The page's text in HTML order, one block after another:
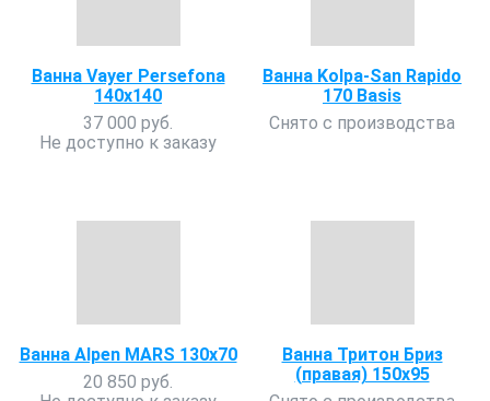
Ванна Vayer Persefona
140x140
37 000 руб.
Не доступно к заказу
Ванна Kolpa-San Rapido
170 Basis
Снято с производства
Ванна Alpen MARS 130x70
20 850 руб.
Ванна Тритон Бриз
(правая) 150х95